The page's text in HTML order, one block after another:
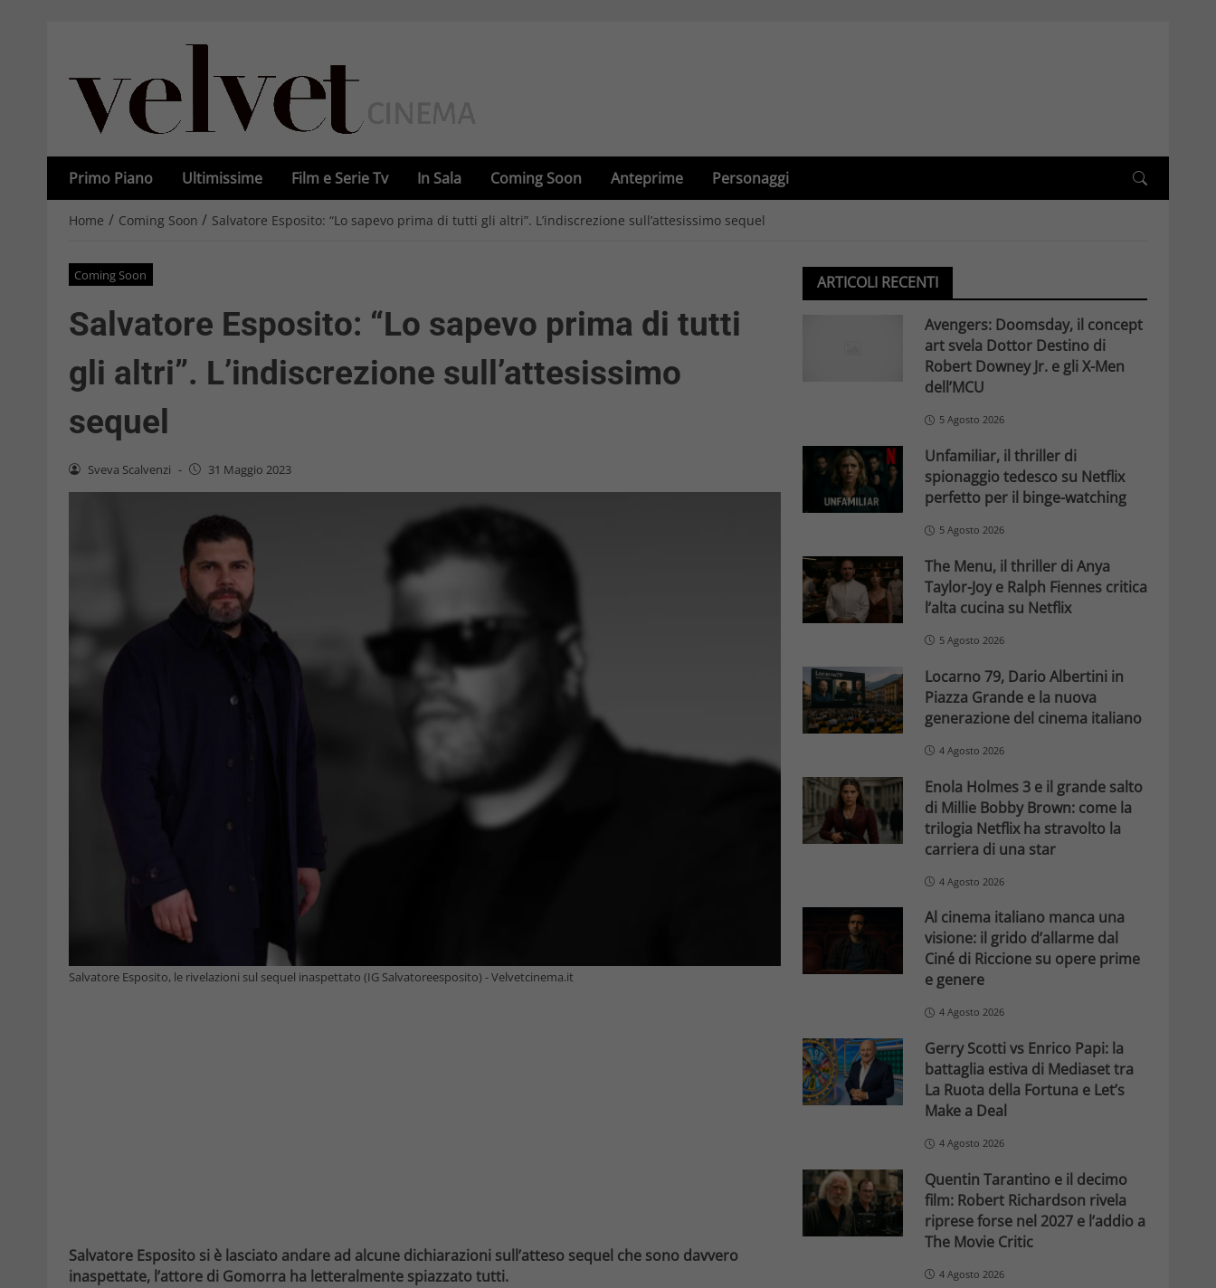
Primo Piano Ultimissime Film e Serie Tv In Sala Coming Soon Anteprime Personaggi
Home / Coming Soon / Salvatore Esposito: “Lo sapevo prima di tutti gli altri”. L’indiscrezione sull’attesissimo sequel
Coming Soon
Salvatore Esposito: “Lo sapevo prima di tutti
gli altri”. L’indiscrezione sull’attesissimo
sequel
Sveva Scalvenzi - 31 Maggio 2023
Salvatore Esposito, le rivelazioni sul sequel inaspettato (IG Salvatoreesposito) - Velvetcinema.it
Salvatore Esposito si è lasciato andare ad alcune dichiarazioni sull’atteso sequel che sono davvero
inaspettate, l’attore di Gomorra ha letteralmente spiazzato tutti.
ARTICOLI RECENTI
Avengers: Doomsday, il concept
art svela Dottor Destino di
Robert Downey Jr. e gli X-Men
dell’MCU
5 Agosto 2026
Unfamiliar, il thriller di
spionaggio tedesco su Netflix
perfetto per il binge-watching
5 Agosto 2026
The Menu, il thriller di Anya
Taylor-Joy e Ralph Fiennes critica
l’alta cucina su Netflix
5 Agosto 2026
Locarno 79, Dario Albertini in
Piazza Grande e la nuova
generazione del cinema italiano
4 Agosto 2026
Enola Holmes 3 e il grande salto
di Millie Bobby Brown: come la
trilogia Netflix ha stravolto la
carriera di una star
4 Agosto 2026
Al cinema italiano manca una
visione: il grido d’allarme dal
Ciné di Riccione su opere prime
e genere
4 Agosto 2026
Gerry Scotti vs Enrico Papi: la
battaglia estiva di Mediaset tra
La Ruota della Fortuna e Let’s
Make a Deal
4 Agosto 2026
Quentin Tarantino e il decimo
film: Robert Richardson rivela
riprese forse nel 2027 e l’addio a
The Movie Critic
4 Agosto 2026